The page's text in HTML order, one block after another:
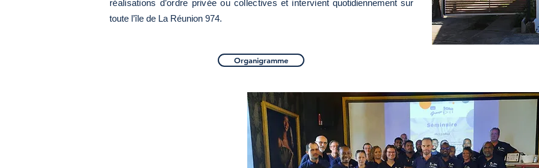
réalisations d’ordre privée ou collectives et intervientquotidiennement sur
toute l’île de La Réunion 974.
Organigramme